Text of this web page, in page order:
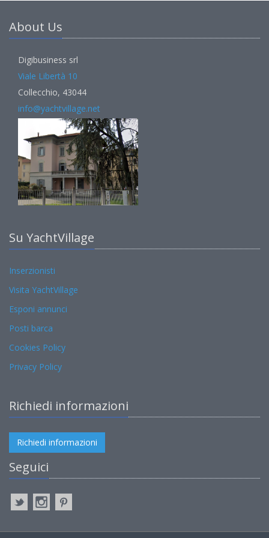
About Us
Digibusiness srl
Viale Libertà 10
Collecchio, 43044
info@yachtvillage.net
Su YachtVillage
Inserzionisti
Visita YachtVillage
Esponi annunci
Posti barca
Cookies Policy
Privacy Policy
Richiedi informazioni
Richiedi informazioni
Seguici